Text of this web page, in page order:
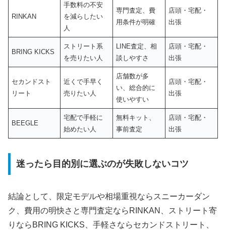
RINKAN
手数料の不安
を減らしたい
人
専門査定、費
用条件が明確
店頭・宅配・
出張
BRING KICKS
ストリート系
を売りたい人
LINE査定、相
談しやすさ
店頭・宅配・
出張
セカンドスト
リート
近くで手早く
売りたい人
店舗数が多
い、総合的に
使いやすい
店頭・宅配・
出張
BEEGLE
宅配で手軽に
始めたい人
無料キット、
事前査定
店頭・宅配・
出張
迷ったら目的別に選ぶのが失敗しないコツ
結論として、限定モデルや相場重視ならスニーカーダン
ク、費用の明快さと専門査定ならRINKAN、ストリート寄
りならBRING KICKS、手軽さならセカンドストリート、